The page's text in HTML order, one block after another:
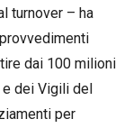
turnover – ha
dai 100 milioni
dei Vigili del
per